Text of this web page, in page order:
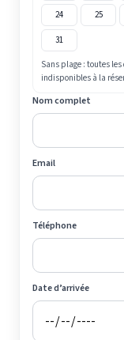
24 25
31
Sans plage : toutes
indisponibles à la
Nom complet
Email
Téléphone
Date d’arrivée